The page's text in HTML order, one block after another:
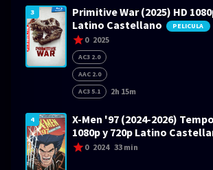
3
Primitive War (2025) HD
Latino Castellano
PELICULA
0 2025
AC3 2.0
AAC 2.0
AC3 5.1
2h 15m
4
X-Men '97 (2024-2026)
1080p y 720p Latino
0 2024 33 min